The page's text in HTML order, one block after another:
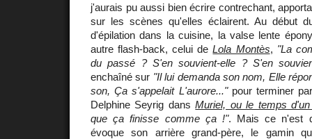
j'aurais pu aussi bien écrire contrechant,
sur les scènes qu'elles éclairent. Au début
d'épilation dans la cuisine, la valse lente
autre flash-back, celui deLola Montès, "La
du passé ? S'en souvient-elle ? S'en
enchaîné sur "Il lui demanda son nom, Elle
son, Ça s'appelait L'aurore..."pour terminer
Delphine Seyrig dansMuriel, ou le temps
que ça finisse comme ça !". Mais ce n'est
évoque son arrière grand-père, le gamin